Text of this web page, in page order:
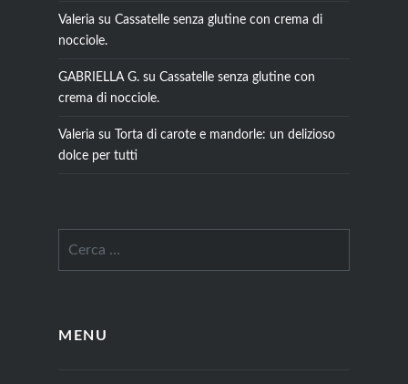
Valeria su Cassatelle senza glutine con crema di
nocciole.
GABRIELLA G.su Cassatelle senza glutine con
crema di nocciole.
Valeria su
Torta di carote e mandorle: un delizioso
dolce per tutti
MENU